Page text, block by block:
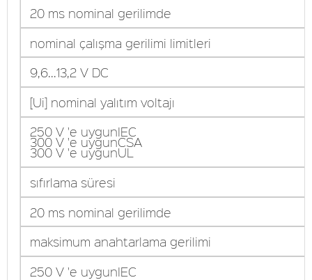
20 ms nominal gerilimde
nominal çalışma gerilimi limitleri
9,6...13,2 V DC
[Ui] nominal yalıtım voltajı
250 V 'e uygunIEC
300 V 'e uygunCSA
300 V 'e uygunUL
sıfırlama süresi
20 ms nominal gerilimde
maksimum anahtarlama gerilimi
250 V 'e uygunIEC